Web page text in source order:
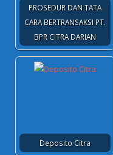
PROSEDUR DAN TATA
CARA BERTRANSAKSI PT.
BPR CITRA DARIAN
Deposito Citra